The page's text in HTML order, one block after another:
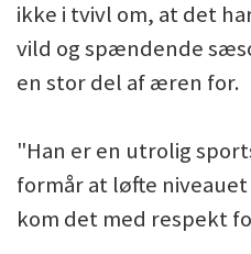
ikke i tvivl om, at det
vild og spændende
en stor del af æren for.
"Han er en utrolig
formår at løfte
kom det med respekt